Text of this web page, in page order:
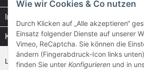
Informationen
Kataloge / Videos
Layher Videos und Downloads
Wie wir Cookies & Co nutzen
Durch Klicken auf „Alle akzeptieren“
Einsatz folgender Dienste auf unserer
Vimeo, ReCaptcha. Sie können die
ändern (Fingerabdruck-Icon links
finden Sie unter Konfigurieren und in